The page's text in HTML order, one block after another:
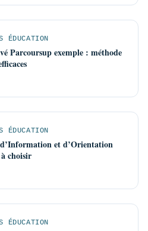
ÉDUCATION
Parcoursup exemple : méthode
ÉDUCATION
et d’Orientation
choisir
ÉDUCATION